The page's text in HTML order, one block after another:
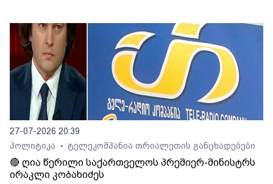
27-07-2026 20:39
პოლიტიკა
• ტელეკომპანია თრიალეთის განცხადებები
🔴 ღია წერილი საქართველოს პრემიერ-მინისტრს
ირაკლი კობახიძეს